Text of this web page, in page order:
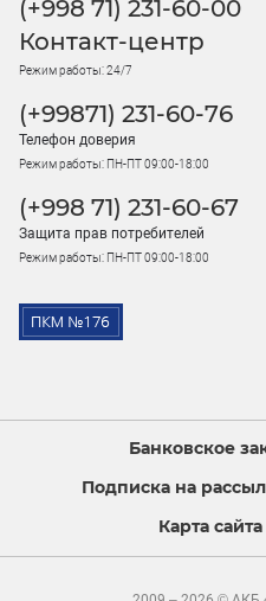
(+998 71) 231-60-00
Контакт-центр
Режим работы: 24/7
(+99871) 231-60-76
Телефон доверия
Режим работы: ПН-ПТ 09:00-18:00
(+998 71) 231-60-67
Защита прав потребителей
Режим работы: ПН-ПТ 09:00-18:00
Банковское
Подписка на
Карта сайта